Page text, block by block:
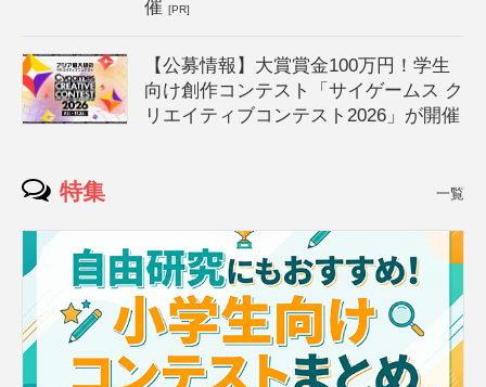
催[PR]
【公募情報】大賞賞金100万円！学生
向け創作コンテスト「サイゲームス ク
リエイティブコンテスト2026」が開催
特集 一覧